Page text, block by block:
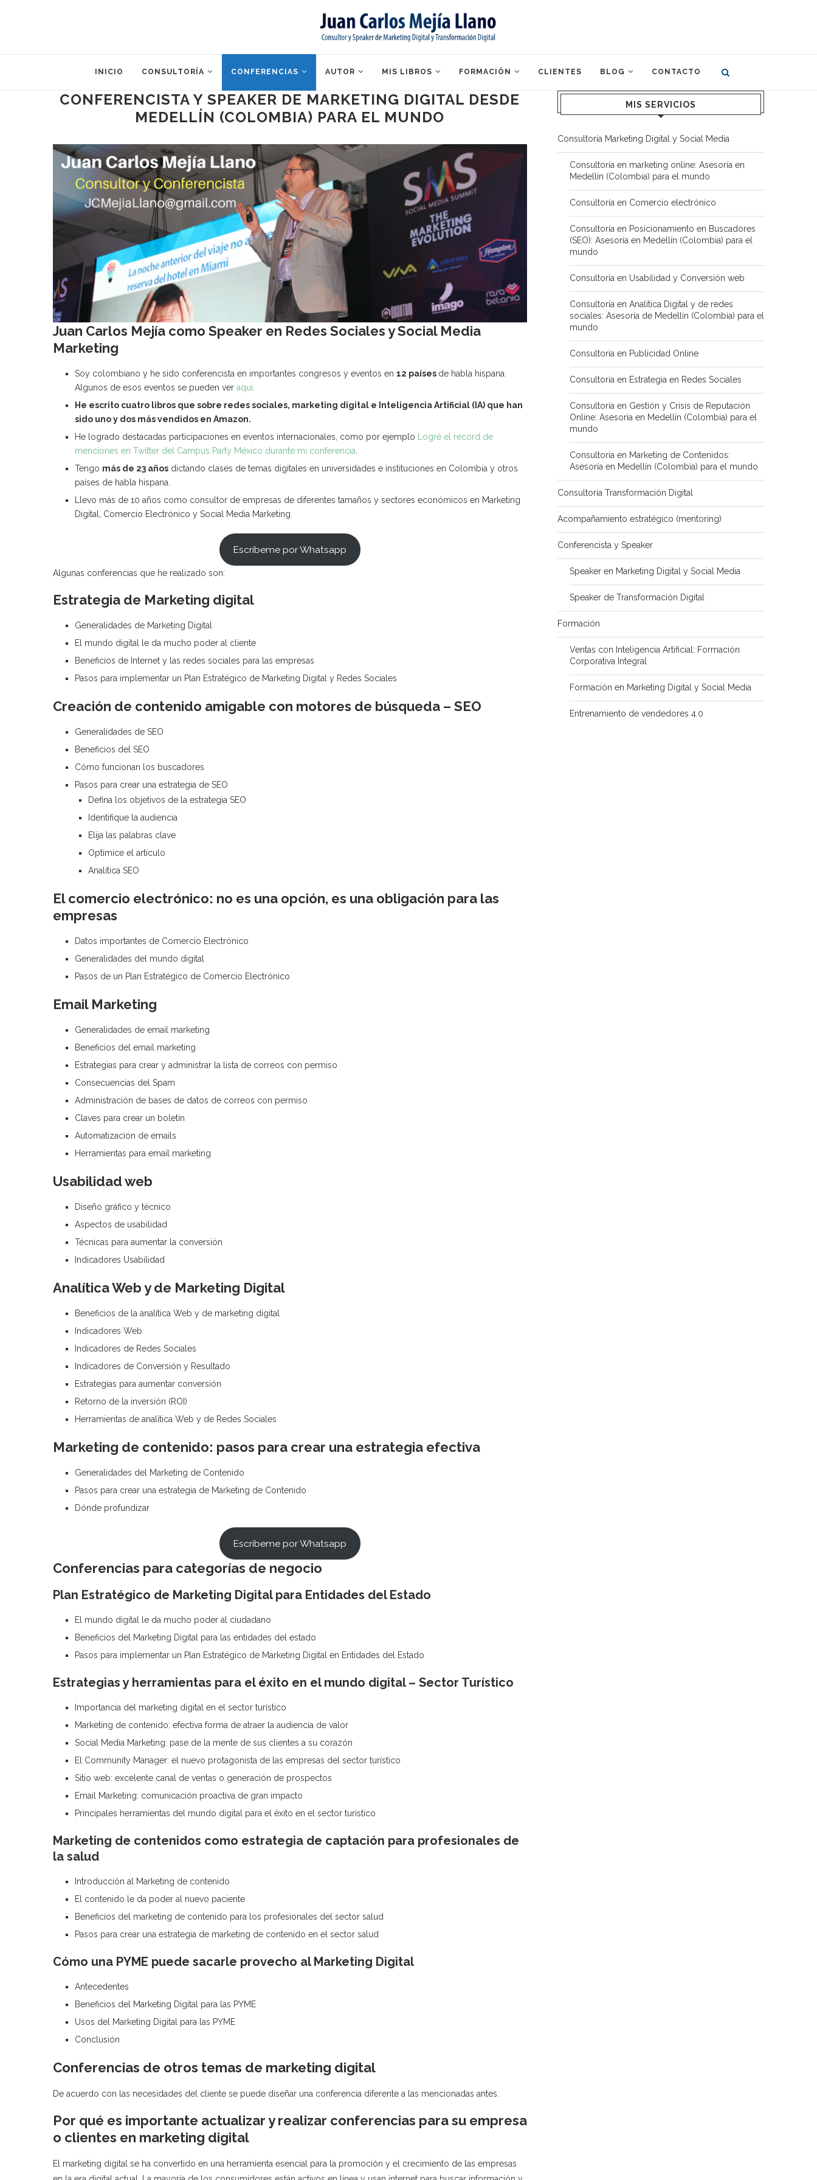
INICIO CONSULTORÍA CONFERENCIAS AUTOR MIS LIBROS FORMACIÓN CLIENTES BLOG CONTACTO
CONFERENCISTA Y SPEAKER DE MARKETING DIGITAL DESDE
MEDELLÍN (COLOMBIA) PARA EL MUNDO
Juan Carlos Mejía como Speaker en Redes Sociales y Social Media
Marketing
Soy colombiano y he sido conferencista en importantes congresos y eventos en 12 países de habla hispana.
Algunos de esos eventos se pueden ver aquí.
He escrito cuatro libros que sobre redes sociales, marketing digital e Inteligencia Artificial (IA) que han
sido uno y dos más vendidos en Amazon.
He logrado destacadas participaciones en eventos internacionales, como por ejemplo Logré el record de
menciones en Twitter del Campus Party México durante mi conferencia.
Tengo más de 23 años dictando clases de temas digitales en universidades e instituciones en Colombia y otros
países de habla hispana.
Llevo más de 10 años como consultor de empresas de diferentes tamaños y sectores económicos en Marketing
Digital, Comercio Electrónico y Social Media Marketing.
Escríbeme por Whatsapp
Algunas conferencias que he realizado son:
Estrategia de Marketing digital
Generalidades de Marketing Digital
El mundo digital le da mucho poder al cliente
Beneficios de Internet y las redes sociales para las empresas
Pasos para implementar un Plan Estratégico de Marketing Digital y Redes Sociales
Creación de contenido amigable con motores de búsqueda – SEO
Generalidades de SEO
Beneficios del SEO
Cómo funcionan los buscadores
Pasos para crear una estrategia de SEO
Defina los objetivos de la estrategia SEO
Identifique la audiencia
Elija las palabras clave
Optimice el artículo
Analítica SEO
El comercio electrónico: no es una opción, es una obligación para las
empresas
Datos importantes de Comercio Electrónico
Generalidades del mundo digital
Pasos de un Plan Estratégico de Comercio Electrónico
Email Marketing
Generalidades de email marketing
Beneficios del email marketing
Estrategias para crear y administrar la lista de correos con permiso
Consecuencias del Spam
Administración de bases de datos de correos con permiso
Claves para crear un boletín
Automatización de emails
Herramientas para email marketing
Usabilidad web
Diseño gráfico y técnico
Aspectos de usabilidad
Técnicas para aumentar la conversión
Indicadores Usabilidad
Analítica Web y de Marketing Digital
Beneficios de la analítica Web y de marketing digital
Indicadores Web
Indicadores de Redes Sociales
Indicadores de Conversión y Resultado
Estrategias para aumentar conversión
Retorno de la inversión (ROI)
Herramientas de analítica Web y de Redes Sociales
Marketing de contenido: pasos para crear una estrategia efectiva
Generalidades del Marketing de Contenido
Pasos para crear una estrategia de Marketing de Contenido
Dónde profundizar
Escríbeme por Whatsapp
Conferencias para categorías de negocio
Plan Estratégico de Marketing Digital para Entidades del Estado
El mundo digital le da mucho poder al ciudadano
Beneficios del Marketing Digital para las entidades del estado
Pasos para implementar un Plan Estratégico de Marketing Digital en Entidades del Estado
Estrategias y herramientas para el éxito en el mundo digital – Sector Turístico
Importancia del marketing digital en el sector turístico
Marketing de contenido: efectiva forma de atraer la audiencia de valor
Social Media Marketing: pase de la mente de sus clientes a su corazón
El Community Manager: el nuevo protagonista de las empresas del sector turístico
Sitio web: excelente canal de ventas o generación de prospectos
Email Marketing: comunicación proactiva de gran impacto
Principales herramientas del mundo digital para el éxito en el sector turístico
Marketing de contenidos como estrategia de captación para profesionales de
la salud
Introducción al Marketing de contenido
El contenido le da poder al nuevo paciente
Beneficios del marketing de contenido para los profesionales del sector salud
Pasos para crear una estrategia de marketing de contenido en el sector salud
Cómo una PYME puede sacarle provecho al Marketing Digital
Antecedentes
Beneficios del Marketing Digital para las PYME
Usos del Marketing Digital para las PYME
Conclusión
Conferencias de otros temas de marketing digital
De acuerdo con las necesidades del cliente se puede diseñar una conferencia diferente a las mencionadas antes.
Por qué es importante actualizar y realizar conferencias para su empresa
o clientes en marketing digital
El marketing digital se ha convertido en una herramienta esencial para la promoción y el crecimiento de las empresas
MIS SERVICIOS
Consultoría Marketing Digital y Social Media
Consultoría en marketing online: Asesoría en
Medellín (Colombia) para el mundo
Consultoría en Comercio electrónico
Consultoría en Posicionamiento en Buscadores
(SEO): Asesoría en Medellín (Colombia) para el
mundo
Consultoría en Usabilidad y Conversión web
Consultoría en Analítica Digital y de redes
sociales: Asesoría de Medellín (Colombia) para el
mundo
Consultoría en Publicidad Online
Consultoría en Estrategia en Redes Sociales
Consultoría en Gestión y Crisis de Reputación
Online: Asesoría en Medellín (Colombia) para el
mundo
Consultoría en Marketing de Contenidos:
Asesoría en Medellín (Colombia) para el mundo
Consultoría Transformación Digital
Acompañamiento estratégico (mentoring)
Conferencista y Speaker
Speaker en Marketing Digital y Social Media
Speaker de Transformación Digital
Formación
Ventas con Inteligencia Artificial: Formación
Corporativa Integral
Formación en Marketing Digital y Social Media
Entrenamiento de vendedores 4.0